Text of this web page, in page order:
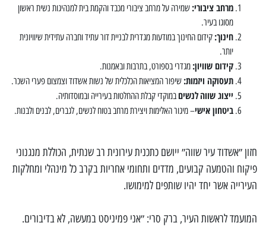
מרחב ציבורי: שמירה על מרחב ציבורי מכבד והקמת בית למנהיגות נשית ראשון
מסוגו בעיר.
חינוך: קידום החינוך במודעות מגדרית לבניית דור עתיד וחברה עתידית שיוויונית
יותר.
קידום שוויון: מגדרי בספורט, בתרבות ובאמנות.
תעסוקה ויזמות: שיפור המציאות הכלכלית של נשות אשדוד וצמצום פערי השכר.
ייצוג שווהלנשיםבמוקדי קבלת ההחלטות בעירייה ובמוסדותיה.
ביטחון אישי– מיגור האלימות ויצירת מרחב בטוח לנשים, לגברים, לבנים ולבנות.
חזון ״אשדוד עיר שווה״ ייושם כתכנית עירונית רב שנתית, הכוללת מנגנוני
פיקוח והטמעה קבועים, מדדים ותחומי אחריות בקרב כל מינהלי ומחלקות
העירייה אשר יחד יהיו שותפים למימושו.
המועמד לראשות העיר, ברק סרי: ״אני פמיניסט במעשה, לא בדיבורים.